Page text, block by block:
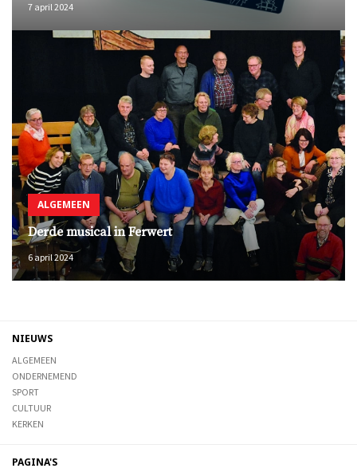
7 april 2024
ALGEMEEN
Derde musical in Ferwert
6 april 2024
NIEUWS
ALGEMEEN
ONDERNEMEND
SPORT
CULTUUR
KERKEN
PAGINA'S